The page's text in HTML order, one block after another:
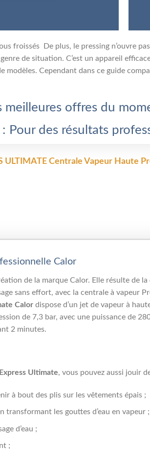
froissés De plus, le pressing n’ouvre
de situation. C’est un appareil
modèles. Cependant dans ce guide
meilleures offres du
Pour des résultats
ULTIMATE Centrale Vapeur Haute
Calor
de la marque Calor. Elle résulte de
sans effort, avec la centrale à vapeur
Calor dispose d’un jet de vapeur à
de 7,3 bar, avec une puissance de
2 minutes.
Ultimate, vous pouvez aussi jouir
à bout des plis sur les vêtements épais ;
les gouttes d’eau en vapeur ;
d’eau ;
;